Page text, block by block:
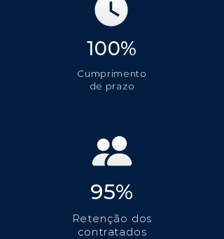
100%
Cumprimento
de prazo
95%
Retenção dos
contratados